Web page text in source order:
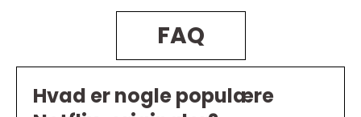
FAQ
Hvad er nogle populære